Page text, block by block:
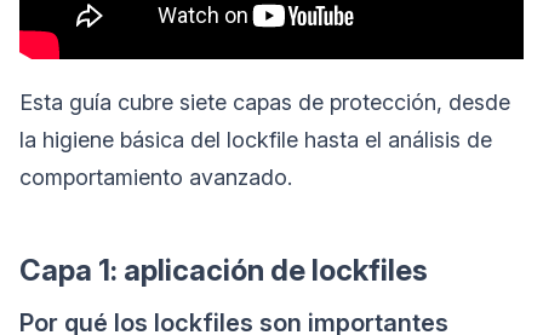
Esta guía cubre siete capas de protección, desde
la higiene básica del lockfile hasta el análisis de
comportamiento avanzado.
Capa 1: aplicación de lockfiles
Por qué los lockfiles son importantes